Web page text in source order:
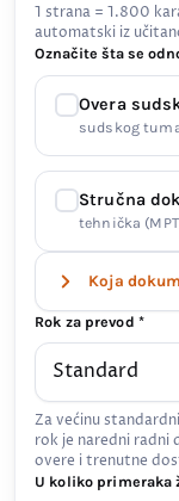
1 strana = 1.800
automatski iz
Označite šta se
Overa
sudskog
Stručna
tehnička
Koja
Rok za prevod *
Za većinu
rok je naredni radni
overe i trenutne
U koliko primeraka